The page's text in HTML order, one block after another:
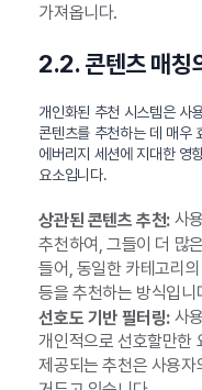
가져옵니다.
2.2. 콘텐츠 매칭
개인화된 추천 시스템은 사
콘텐츠를 추천하는 데 매우
에버리지 세션에 지대한 영
요소입니다.
상관된 콘텐츠 추천:사
추천하여, 그들이 더 많
들어, 동일한 카테고리
등을 추천하는 방식입니
선호도 기반 필터링:사
개인적으로 선호할만한
제공되는 추천은 사용